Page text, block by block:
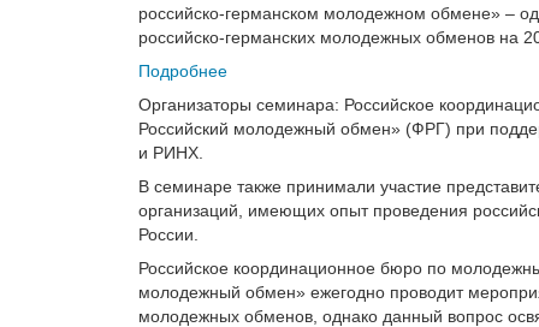
российско-германском молодежном обмене» –
российско-германских молодежных обменов на
Подробнее
Организаторы семинара: Российское
Российский молодежный обмен» (ФРГ) при
и РИНХ.
В семинаре также принимали участие
организаций, имеющих опыт проведения
России.
Российское координационное бюро по
молодежный обмен» ежегодно проводит
молодежных обменов, однако данный вопрос